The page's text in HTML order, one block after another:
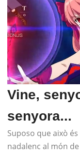
Vine,
senyora...
Suposo que això
nadalenc al món de